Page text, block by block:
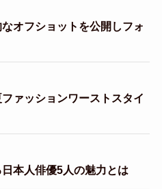
オフショットを公開しフォ
ァッションワーストスタイ
本人俳優5人の魅力とは